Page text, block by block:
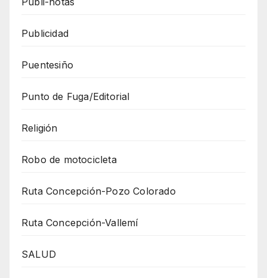
Publicidad
Puentesiño
Punto de Fuga/Editorial
Religión
Robo de motocicleta
Ruta Concepción-Pozo Colorado
Ruta Concepción-Vallemí
SALUD